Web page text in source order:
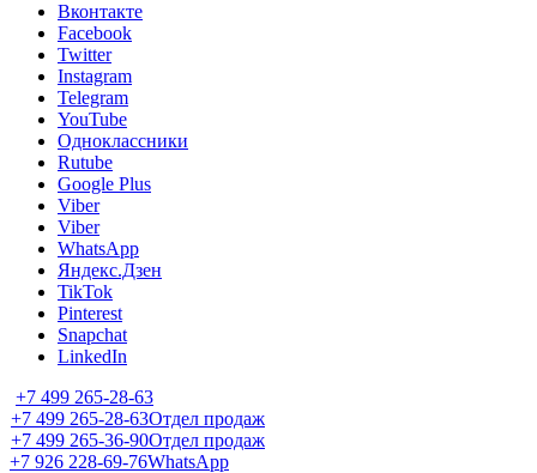
Вконтакте
Facebook
Twitter
Instagram
Telegram
YouTube
Одноклассники
Rutube
Google Plus
Viber
Viber
WhatsApp
Яндекс.Дзен
TikTok
Pinterest
Snapchat
LinkedIn
+7 499 265-28-63
+7 499 265-28-63Отдел продаж
+7 499 265-36-90Отдел продаж
+7 926 228-69-76WhatsApp